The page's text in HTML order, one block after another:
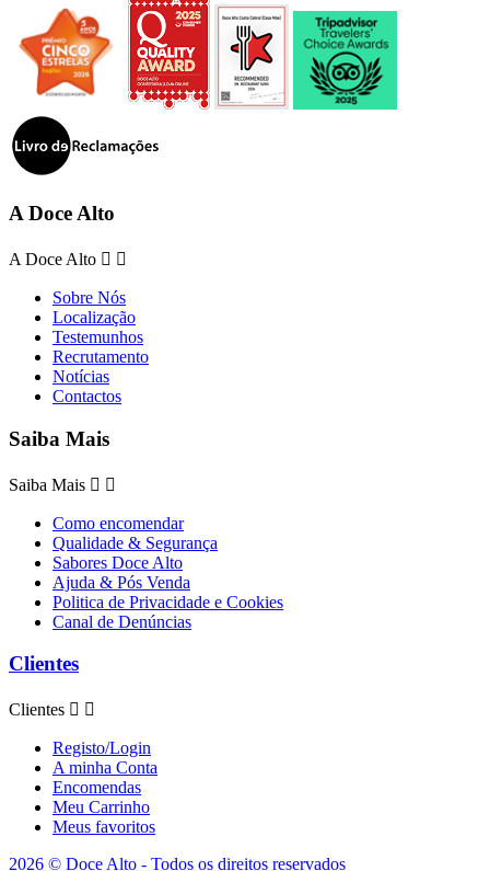
A Doce Alto
A Doce Alto  
Sobre Nós
Localização
Testemunhos
Recrutamento
Notícias
Contactos
Saiba Mais
Saiba Mais  
Como encomendar
Qualidade & Segurança
Sabores Doce Alto
Ajuda & Pós Venda
Politica de Privacidade e Cookies
Canal de Denúncias
Clientes
Clientes  
Registo/Login
A minha Conta
Encomendas
Meu Carrinho
Meus favoritos
2026 © Doce Alto - Todos os direitos reservados